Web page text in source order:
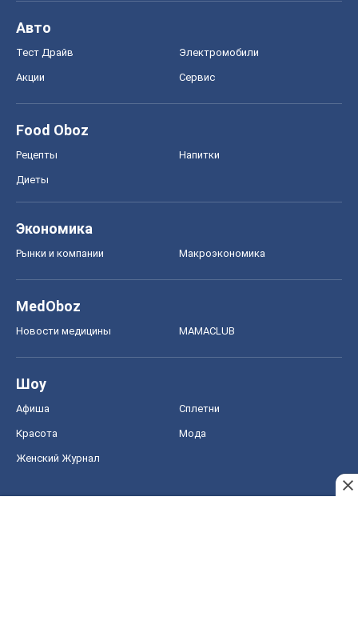
Авто
Тест Драйв Электромобили
Акции Сервис
Food Oboz
Рецепты Напитки
Диеты
Экономика
Рынки и компании Mакроэкономика
MedOboz
Новости медицины MAMACLUB
Шоу
Афиша Сплетни
Красота Мода
Женский Журнал